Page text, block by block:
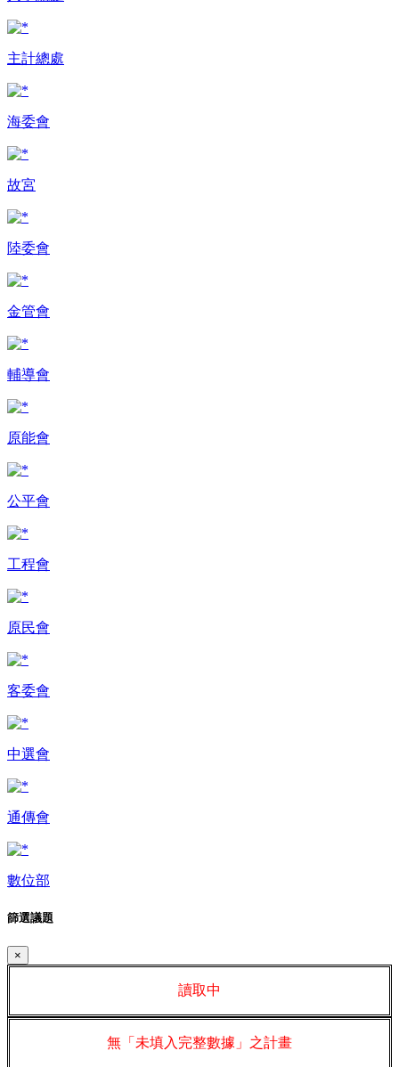
主計總處
海委會
故宮
陸委會
金管會
輔導會
原能會
公平會
工程會
原民會
客委會
中選會
通傳會
數位部
篩選議題
×
讀取中
無「未填入完整數據」之計畫